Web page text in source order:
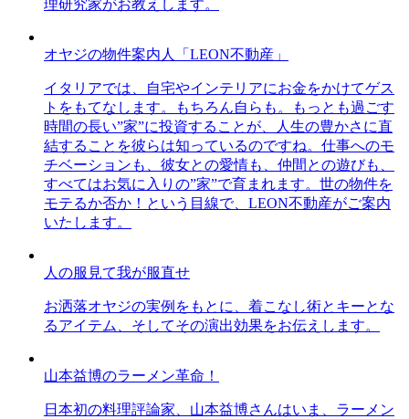
理研究家がお教えします。
オヤジの物件案内人「LEON不動産」
イタリアでは、自宅やインテリアにお金をかけてゲス
トをもてなします。もちろん自らも。もっとも過ごす
時間の長い”家”に投資することが、人生の豊かさに直
結することを彼らは知っているのですね。仕事へのモ
チベーションも、彼女との愛情も、仲間との遊びも、
すべてはお気に入りの”家”で育まれます。世の物件を
モテるか否か！という目線で、LEON不動産がご案内
いたします。
人の服見て我が服直せ
お洒落オヤジの実例をもとに、着こなし術とキーとな
るアイテム、そしてその演出効果をお伝えします。
山本益博のラーメン革命！
日本初の料理評論家、山本益博さんはいま、ラーメン